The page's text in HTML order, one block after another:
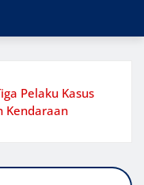
Pelaku Kasus
Kendaraan